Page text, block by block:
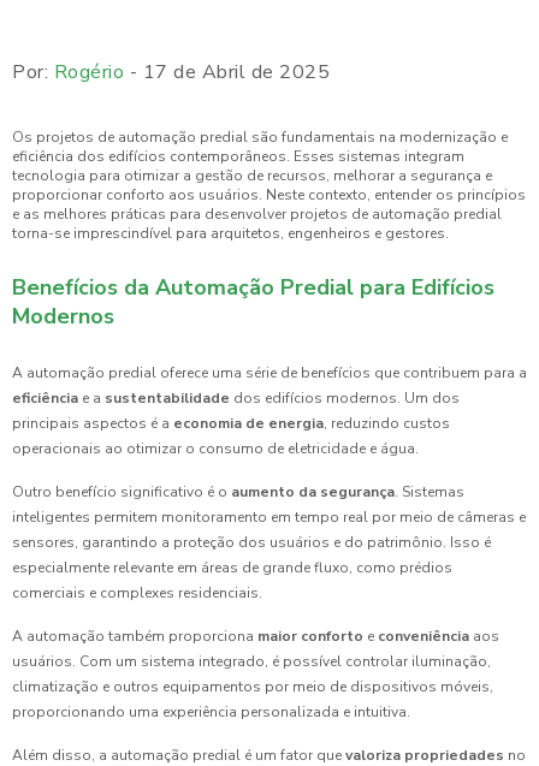
Por: Rogério - 17 de Abril de 2025
Os projetos de automação predial são fundamentais na modernização e
eficiência dos edifícios contemporâneos. Esses sistemas integram
tecnologia para otimizar a gestão de recursos, melhorar a segurança e
proporcionar conforto aos usuários. Neste contexto, entender os princípios
e as melhores práticas para desenvolver projetos de automação predial
torna-se imprescindível para arquitetos, engenheiros e gestores.
Benefícios da Automação Predial para Edifícios
Modernos
A automação predial oferece uma série de benefícios que contribuem para a
eficiência e a sustentabilidade dos edifícios modernos. Um dos
principais aspectos é a economia de energia, reduzindo custos
operacionais ao otimizar o consumo de eletricidade e água.
Outro benefício significativo é o aumento da segurança. Sistemas
inteligentes permitem monitoramento em tempo real por meio de câmeras e
sensores, garantindo a proteção dos usuários e do patrimônio. Isso é
especialmente relevante em áreas de grande fluxo, como prédios
comerciais e complexes residenciais.
A automação também proporciona maior conforto e conveniência aos
usuários. Com um sistema integrado, é possível controlar iluminação,
climatização e outros equipamentos por meio de dispositivos móveis,
proporcionando uma experiência personalizada e intuitiva.
Além disso, a automação predial é um fator quevaloriza propriedades no